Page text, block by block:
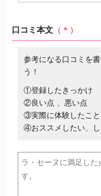
口コミ本文 （＊）
参考になる口コミを
う！
①登録したきっかけ
②良い点 、悪い点
③実際に体験したこと
④おススメしたい、